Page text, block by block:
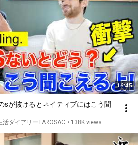
16:45
sが抜けるとネイティブにはこう聞
活ダイアリーTAROSAC • 138K views